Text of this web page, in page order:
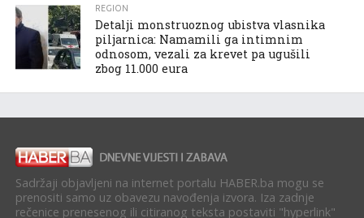
REGION
Detalji monstruoznog ubistva vlasnika
piljarnica: Namamili ga intimnim
odnosom, vezali za krevet pa ugušili
zbog 11.000 eura
Sadržaji objavljeni na internet portalu HABER.ba mogu se
prenositi samo uz obavezu navođenja izvora. Iza zadnje
rečenice prenesenog ili citiranog teksta postaviti "hyperlink"